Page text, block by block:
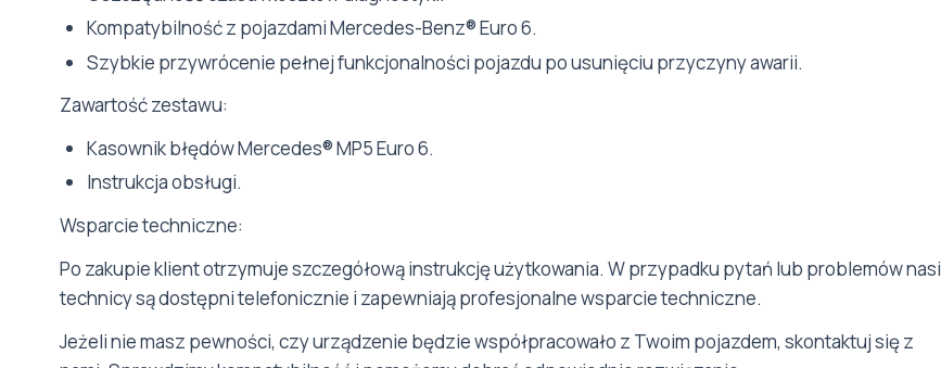
Kompatybilność z pojazdami Mercedes-Benz® Euro 6.
Szybkie przywrócenie pełnej funkcjonalności pojazdu po usunięciu przyczyny awarii.
Zawartość zestawu:
Kasownik błędów Mercedes® MP5 Euro 6.
Instrukcja obsługi.
Wsparcie techniczne:
Po zakupie klient otrzymuje szczegółową instrukcję użytkowania. W przypadku pytań lub problemów nasi
technicy są dostępni telefonicznie i zapewniają profesjonalne wsparcie techniczne.
Jeżeli nie masz pewności, czy urządzenie będzie współpracowało z Twoim pojazdem, skontaktuj się z